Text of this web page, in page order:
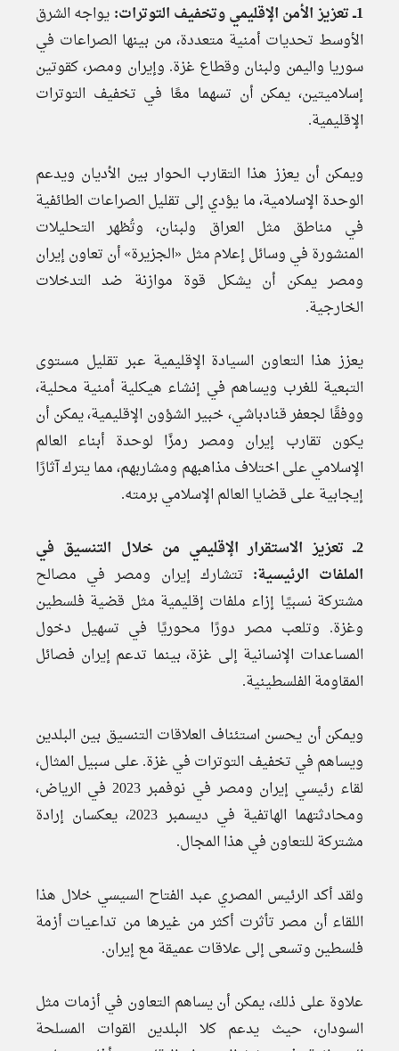
1ــ تعزيز الأمن الإقليمي وتخفيف التوترات:
يواجه الشرق
الأوسط تحديات أمنية متعددة، من بينها الصراعات في
سوريا واليمن ولبنان وقطاع غزة. وإيران ومصر، كقوتين
إسلاميتين، يمكن أن تسهما معًا في تخفيف التوترات
الإقليمية.
ويمكن أن يعزز هذا التقارب الحوار بين الأديان ويدعم
الوحدة الإسلامية، ما يؤدي إلى تقليل الصراعات الطائفية
في مناطق مثل العراق ولبنان، وتُظهر التحليلات
المنشورة في وسائل إعلام مثل «الجزيرة» أن تعاون إيران
ومصر يمكن أن يشكل قوة موازنة ضد التدخلات
الخارجية.
يعزز هذا التعاون السيادة الإقليمية عبر تقليل مستوى
التبعية للغرب ويساهم في إنشاء هيكلية أمنية محلية،
ووفقًا لجعفر قنادباشي، خبير الشؤون الإقليمية، يمكن أن
يكون تقارب إيران ومصر رمزًا لوحدة أبناء العالم
الإسلامي على اختلاف مذاهبهم ومشاربهم، مما يترك آثارًا
إيجابية على قضايا العالم الإسلامي برمته.
2ــ تعزيز الاستقرار الإقليمي من خلال التنسيق في
الملفات الرئيسية: تتشارك إيران ومصر في مصالح
مشتركة نسبيًا إزاء ملفات إقليمية مثل قضية فلسطين
وغزة. وتلعب مصر دورًا محوريًا في تسهيل دخول
المساعدات الإنسانية إلى غزة، بينما تدعم إيران فصائل
المقاومة الفلسطينية.
ويمكن أن يحسن استئناف العلاقات التنسيق بين البلدين
ويساهم في تخفيف التوترات في غزة. على سبيل المثال،
لقاء رئيسي إيران ومصر في نوفمبر 2023 في الرياض،
ومحادثتهما الهاتفية في ديسمبر 2023، يعكسان إرادة
مشتركة للتعاون في هذا المجال.
ولقد أكد الرئيس المصري عبد الفتاح السيسي خلال هذا
اللقاء أن مصر تأثرت أكثر من غيرها من تداعيات أزمة
فلسطين وتسعى إلى علاقات عميقة مع إيران.
علاوة على ذلك، يمكن أن يساهم التعاون في أزمات مثل
السودان، حيث يدعم كلا البلدين القوات المسلحة